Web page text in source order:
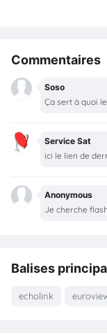
Commentaires
Soso
Ça sert à quoi
Service Sat
ici le lien de
Anonymous
Je cherche
Balises
echolink